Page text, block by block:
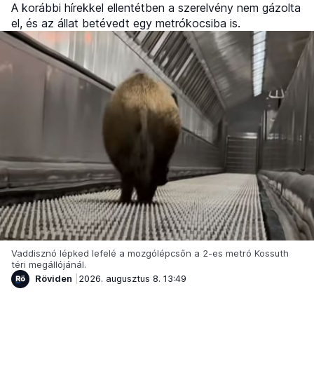
A korábbi hírekkel ellentétben a szerelvény nem gázolta
el, és az állat betévedt egy metrókocsiba is.
Vaddisznó lépked lefelé a mozgólépcsőn a 2-es metró Kossuth
téri megállójánál.
Röviden
2026. augusztus 8. 13:49